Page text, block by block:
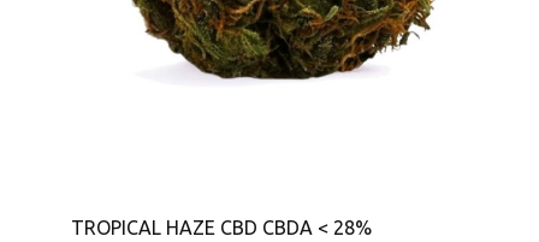
TROPICAL HAZE CBD CBDA < 28%